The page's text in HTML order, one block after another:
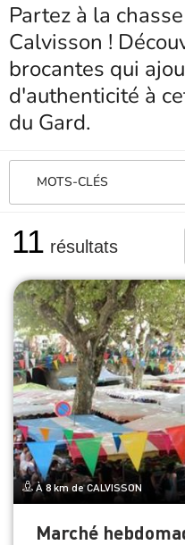
Partez à la
Calvisson !
brocantes qui
d'authenticité à
du Gard.
MOTS-CLÉS
11 résultats
À 8 km de CALVISSON
Marché